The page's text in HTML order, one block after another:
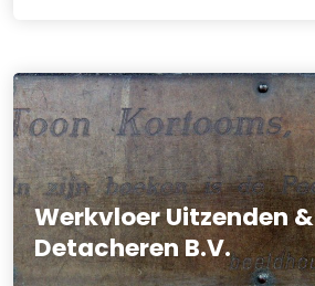
Werkvloer Uitzenden &
Detacheren B.V.